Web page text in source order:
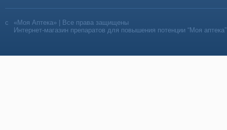
«Моя Аптека» | Все права защищены
Интернет-магазин препаратов для повышения потенции “Моя